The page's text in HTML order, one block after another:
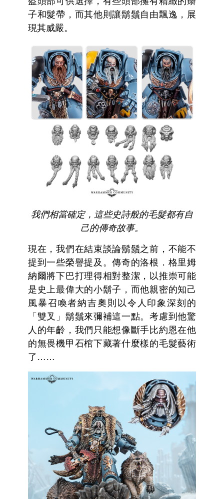
子和髮帶，而其他則讓鬍鬚自由飄逸，展
現其威嚴。
我們相當確定，這些史詩般的毛髮都有自
己的傳奇故事。
現在，我們在結束談論鬍鬚之前，不能不
提到一些榮譽提及。傳奇的洛根．格里姆
納爾將下巴打理得相對整潔，以推崇可能
是史上最偉大的小鬍子，而他親密的知己
風暴召喚者納吉奧則以令人印象深刻的
「雙叉」鬍鬚來彌補這一點。考慮到他驚
人的年齡，我們只能想像斷手比約恩在他
的無畏機甲石棺下藏著什麼樣的毛髮藝術
了……